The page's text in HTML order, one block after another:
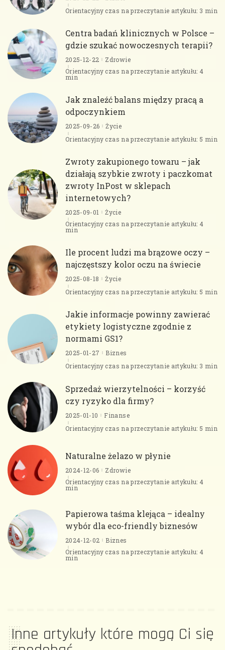
Orientacyjny czas na przeczytanie artykułu: 3 min
Centra badań klinicznych w Polsce –
gdzie szukać nowoczesnych terapii?
2025-12-22
Zdrowie
Orientacyjny czas na przeczytanie artykułu: 4
min
Jak znaleźć balans między pracą a
odpoczynkiem
2025-09-26
Życie
Orientacyjny czas na przeczytanie artykułu: 5 min
Zwroty zakupionego towaru – jak
działają szybkie zwroty i paczkomat
zwroty InPost w sklepach
internetowych?
2025-09-01
Życie
Orientacyjny czas na przeczytanie artykułu: 4
min
Ile procent ludzi ma brązowe oczy –
najczęstszy kolor oczu na świecie
2025-08-18
Życie
Orientacyjny czas na przeczytanie artykułu: 5 min
Jakie informacje powinny zawierać
etykiety logistyczne zgodnie z
normami GS1?
2025-01-27
Biznes
Orientacyjny czas na przeczytanie artykułu: 3 min
Sprzedaż wierzytelności – korzyść
czy ryzyko dla firmy?
2025-01-10
Finanse
Orientacyjny czas na przeczytanie artykułu: 5 min
Naturalne żelazo w płynie
2024-12-06
Zdrowie
Orientacyjny czas na przeczytanie artykułu: 4
min
Papierowa taśma klejąca – idealny
wybór dla eco-friendly biznesów
2024-12-02
Biznes
Orientacyjny czas na przeczytanie artykułu: 4
min
Inne artykuły które mogą Ci się